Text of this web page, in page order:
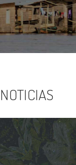
NOTICIAS